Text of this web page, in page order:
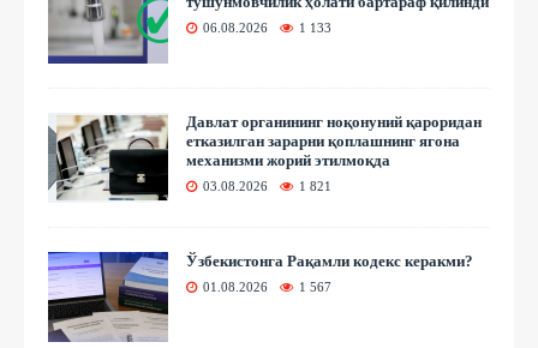
06.08.2026 1 133
Давлат органининг ноқонуний қароридан
етказилган зарарни қоплашнинг ягона
механизми жорий этилмоқда
03.08.2026 1 821
Ўзбекистонга Рақамли кодекс керакми?
01.08.2026 1 567